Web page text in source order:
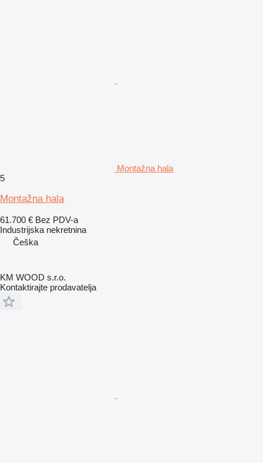
Montažna hala
5
Montažna hala
61.700 € Bez PDV-a
Industrijska nekretnina
Češka
KM WOOD s.r.o.
Kontaktirajte prodavatelja